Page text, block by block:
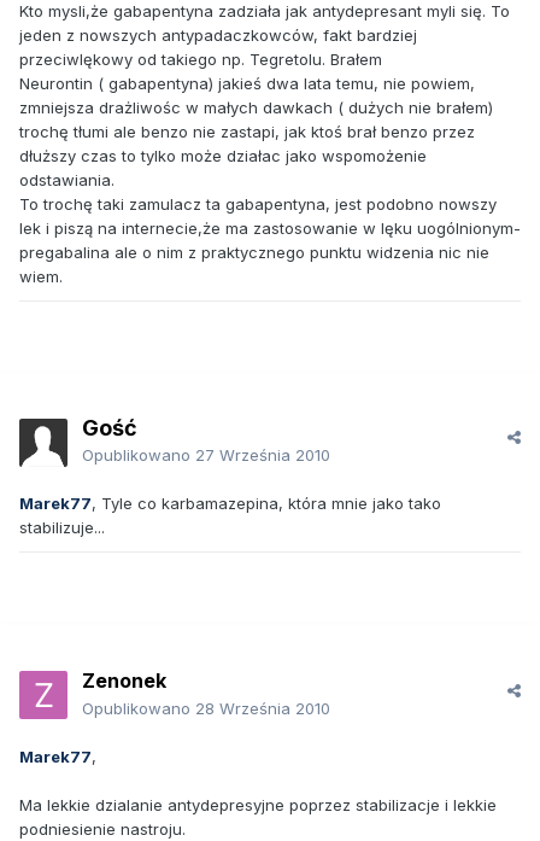
Kto mysli,że gabapentyna zadziała jak antydepresant myli się. To
jeden z nowszych antypadaczkowców, fakt bardziej
przeciwlękowy od takiego np. Tegretolu. Brałem
Neurontin ( gabapentyna) jakieś dwa lata temu, nie powiem,
zmniejsza drażliwośc w małych dawkach ( dużych nie brałem)
trochę tłumi ale benzo nie zastapi, jak ktoś brał benzo przez
dłuższy czas to tylko może działac jako wspomożenie
odstawiania.
To trochę taki zamulacz ta gabapentyna, jest podobno nowszy
lek i piszą na internecie,że ma zastosowanie w lęku uogólnionym-
pregabalina ale o nim z praktycznego punktu widzenia nic nie
wiem.
Gość
Opublikowano 27 Września 2010
Marek77, Tyle co karbamazepina, która mnie jako tako
stabilizuje...
Zenonek
Opublikowano 28 Września 2010
Marek77,
Ma lekkie dzialanie antydepresyjne poprzez stabilizacje i lekkie
podniesienie nastroju.